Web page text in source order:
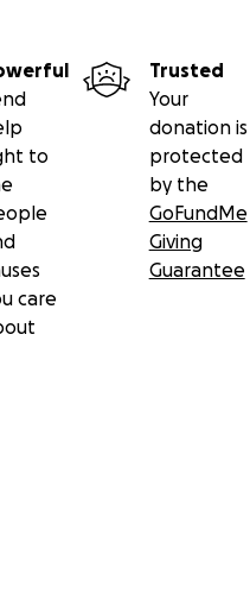
to
care
Trusted
Your
donation is
protected
by the
GoFundMe
Giving
Guarantee